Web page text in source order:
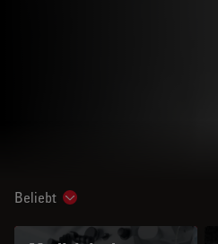
Beliebt Show subnavigation